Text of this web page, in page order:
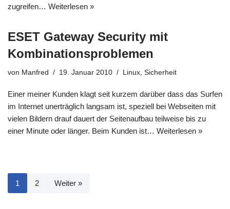
zugreifen… Weiterlesen »
ESET Gateway Security mit
Kombinationsproblemen
von Manfred 19. Januar 2010 Linux Sicherheit
Einer meiner Kunden klagt seit kurzem darüber dass das Surfen
im Internet unerträglich langsam ist, speziell bei Webseiten mit
vielen Bildern drauf dauert der Seitenaufbau teilweise bis zu
einer Minute oder länger. Beim Kunden ist… Weiterlesen »
1 2 Weiter »